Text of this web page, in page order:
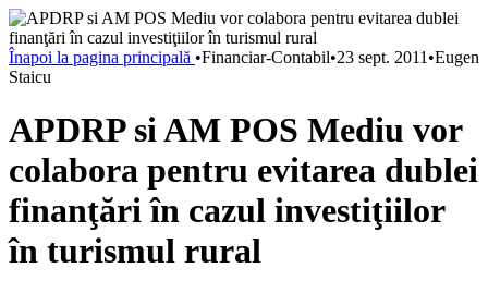
Înapoi la pagina principală •Financiar-Contabil•23 sept. 2011 •Eugen
Staicu
APDRP si AM POS Mediu vor
colabora pentru evitarea dublei
finanţări în cazul investiţiilor
în turismul rural